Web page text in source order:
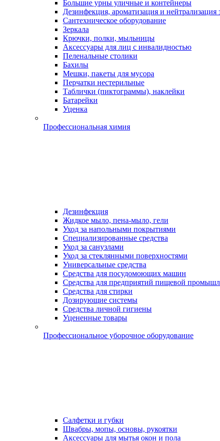
Большие урны уличные и контейнеры
Дезинфекция, ароматизация и нейтрализация
Сантехническое оборудование
Зеркала
Крючки, полки, мыльницы
Аксессуары для лиц с инвалидностью
Пеленальные столики
Бахилы
Мешки, пакеты для мусора
Перчатки нестерильные
Таблички (пиктограммы), наклейки
Батарейки
Уценка
Профессиональная химия
Дезинфекция
Жидкое мыло, пена-мыло, гели
Уход за напольными покрытиями
Специализированные средства
Уход за санузлами
Уход за стеклянными поверхностями
Универсальные средства
Средства для посудомоющих машин
Средства для предприятий пищевой
Средства для стирки
Дозирующие системы
Средства личной гигиены
Уцененные товары
Профессиональное уборочное оборудование
Салфетки и губки
Швабры, мопы, основы, рукоятки
Аксессуары для мытья окон и пола